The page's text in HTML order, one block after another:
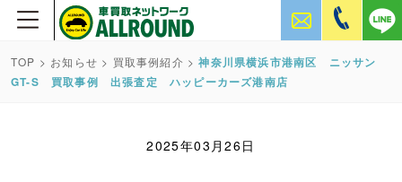
TOP > お知らせ > 買取事例紹介 >神奈川県横浜市港南区 ニッサン
GT-S 買取事例 出張査定 ハッピーカーズ港南店
2025年03月26日